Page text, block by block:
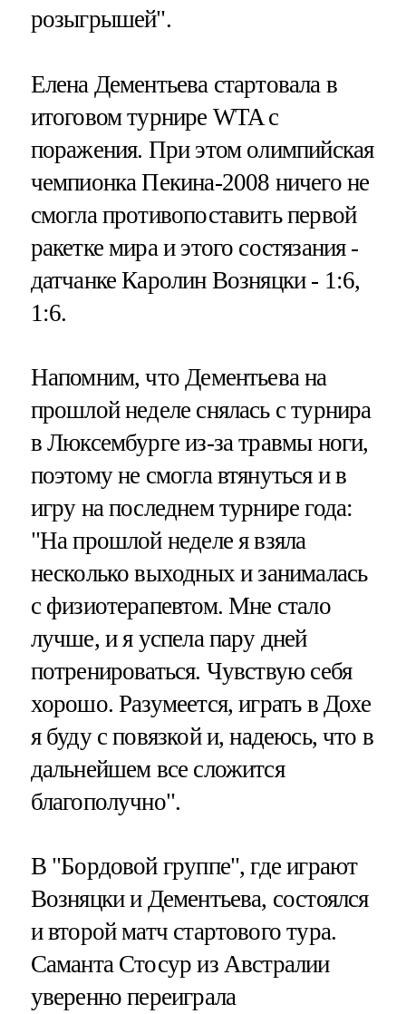
розыгрышей".
Елена Дементьева стартовала в
итоговом турнире WTA с
поражения. При этом олимпийская
чемпионка Пекина-2008 ничего не
смогла противопоставить первой
ракетке мира и этого состязания -
датчанке Каролин Возняцки - 1:6,
1:6.
Напомним, что Дементьева на
прошлой неделе снялась с турнира
в Люксембурге из-за травмы ноги,
поэтому не смогла втянуться и в
игру на последнем турнире года:
"На прошлой неделе я взяла
несколько выходных и занималась
с физиотерапевтом. Мне стало
лучше, и я успела пару дней
потренироваться. Чувствую себя
хорошо. Разумеется, играть в Дохе
я буду с повязкой и, надеюсь, что в
дальнейшем все сложится
благополучно".
В "Бордовой группе", где играют
Возняцки и Дементьева, состоялся
и второй матч стартового тура.
Саманта Стосур из Австралии
уверенно переиграла